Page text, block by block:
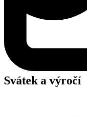
Svátek a výročí